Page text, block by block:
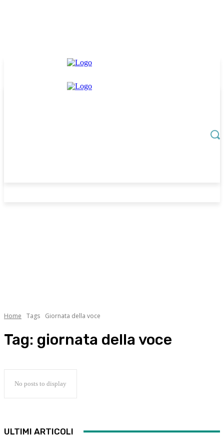
Home Tags Giornata della voce
Tag: giornata della voce
No posts to display
ULTIMI ARTICOLI